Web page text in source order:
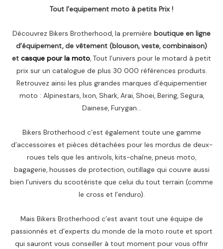
Tout l’equipement moto à petits Prix !
Découvrez Bikers Brotherhood, la première boutique en ligne
d’équipement, de vêtement (blouson, veste, combinaison)
et casque pour la moto, Tout l’univers pour le motard à petit
prix sur un catalogue de plus 30 000 références produits.
Retrouvez ainsi les plus grandes marques d’équipementier
moto : Alpinestars, Ixon, Shark, Arai, Shoei, Bering, Segura,
Dainese, Furygan…
Bikers Brotherhood c’est également toute une gamme
d’accessoires et pièces détachées pour les mordus de deux-
roues tels que les antivols, kits-chaîne, pneus moto,
bagagerie, housses de protection, outillage qui couvre aussi
bien l’univers du scootériste que celui du tout terrain (comme
le cross et l’enduro).
Mais Bikers Brotherhood c’est avant tout une équipe de
passionnés et d’experts du monde de la moto route et sport
qui sauront vous conseiller à tout moment pour vous offrir